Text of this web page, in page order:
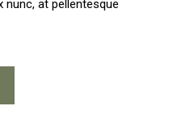
nunc, at pellentesque